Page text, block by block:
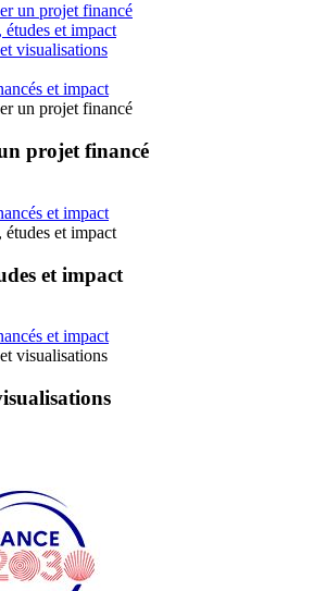
un projet financé
études et impact
visualisations
et impact
un projet financé
projet financé
et impact
études et impact
et impact
et impact
visualisations